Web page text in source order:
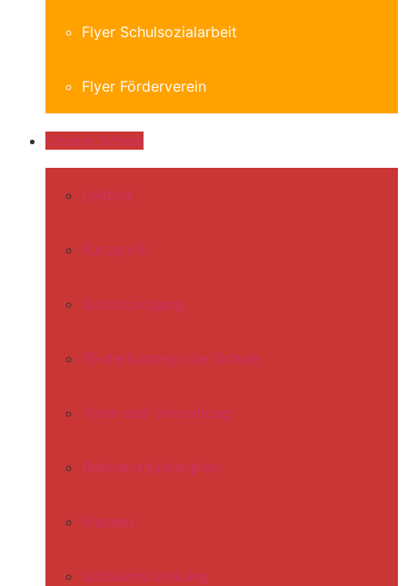
Flyer Schulsozialarbeit
Flyer Förderverein
Unsere Schule
Leitbild
Kurzprofil
Schulrundgang
Förderkonzept der Schule
Team und Verwaltung
Rahmenstundenplan
Klassen
Schülermitwirkung